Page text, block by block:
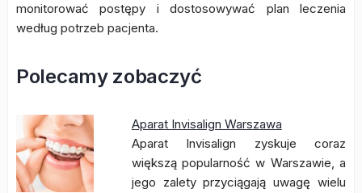
monitorować postępy i dostosowywać plan leczenia
według potrzeb pacjenta.
Polecamy zobaczyć
Aparat Invisalign Warszawa
Aparat Invisalign zyskuje coraz
większą popularność w Warszawie, a
jego zalety przyciągają uwagę wielu